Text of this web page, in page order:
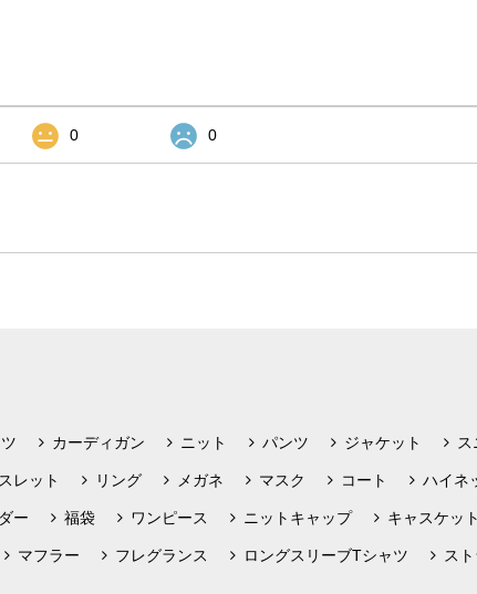
0 0
カーディガン ニット パンツ ジャケット
レット リング メガネ マスク コート ハイネ
ー 福袋 ワンピース ニットキャップ キャスケッ
マフラー フレグランス ロングスリーブTシャツ ス